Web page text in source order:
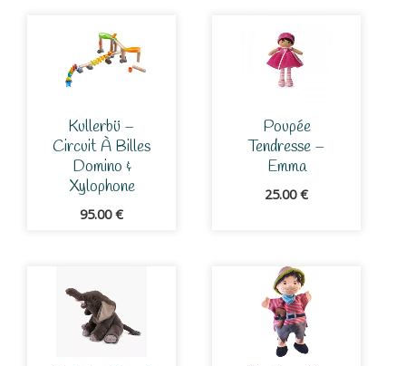
Kullerbü –
Circuit À Billes
Domino &
Xylophone
95.00€
Poupée
Tendresse –
Emma
25.00€